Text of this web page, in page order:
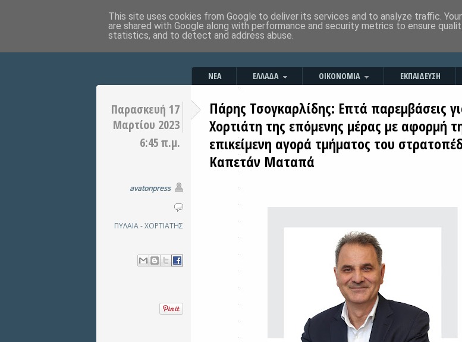
ΝΕΑ ΕΛΛΑΔΑ ΟΙΚΟΝΟΜΙΑ ΕΚΠΑΙΔΕΥΣΗ
Παρασκευή 17
Μαρτίου 2023
6:45 π.μ.
avatonpress
ΠΥΛΑΙΑ - ΧΟΡΤΙΑΤΗΣ
Πάρης Τσογκαρλίδης: Επτά παρεμβάσεις
Χορτιάτη της επόμενης μέρας με αφορμή
επικείμενη αγορά τμήματος του
Καπετάν Ματαπά
This site uses cookies from Google to deliver its services and to analyze traffic.
are shared with Google along with performance and security metrics to ensure
statistics, and to detect and address abuse.